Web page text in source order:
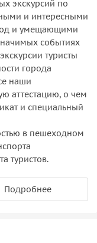
экскурсий по
и интересными
и умещающими
событиях
туристы
города
наши
аттестацию, о чем
и специальный
в пешеходном
туристов.
Подробнее